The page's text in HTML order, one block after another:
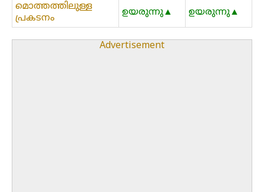
മൊത്തത്തിലുള്ള
പ്രകടനം
ഉയരുന്നു▲ ഉയരുന്നു▲
Advertisement